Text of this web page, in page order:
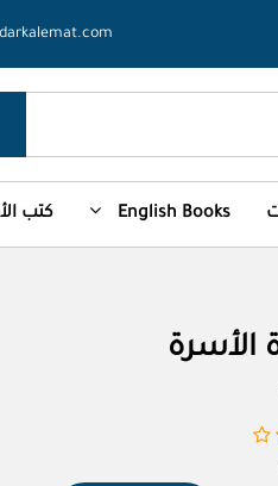
English Books كتب
الأسرة